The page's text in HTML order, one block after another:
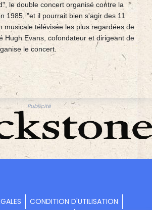
le double concert organisé contre la
1985, "et il pourrait bien s'agir des 11
musicale télévisée les plus regardées de
Hugh Evans, cofondateur et dirigeant de
le concert.
Publicité
CONDITION D'UTILISATION